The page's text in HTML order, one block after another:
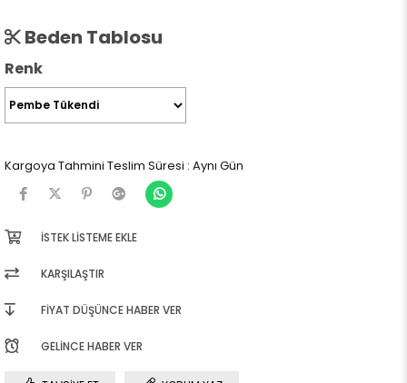
Beden Tablosu
Renk
Kargoya Tahmini Teslim Süresi : Aynı Gün
İSTEK LISTEME EKLE
KARŞILAŞTIR
FIYAT DÜŞÜNCE HABER VER
GELINCE HABER VER